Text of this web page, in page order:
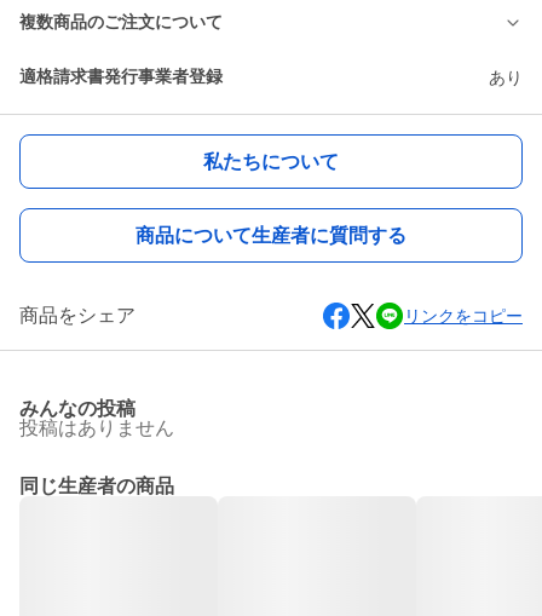
複数商品のご注文について
適格請求書発行事業者登録 あり
私たちについて
商品について生産者に質問する
商品をシェア リンクをコピー
みんなの投稿
投稿はありません
同じ生産者の商品